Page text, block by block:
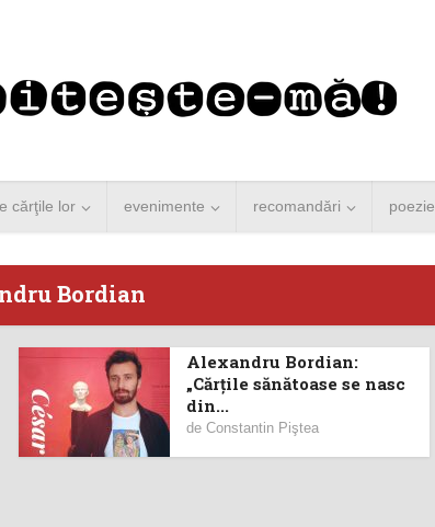
cărţile lor evenimente recomandări poezie
Bordian
Alexandru Bordian:
„Cărțile sănătoase se nasc
din...
de Constantin Piştea
vine la
de
şi...
citire
Concurs de reportaj
literar pentru noile
generații...